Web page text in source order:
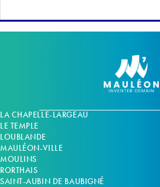
LA CHAPELLE-LARGEAU
LE TEMPLE
LOUBLANDE
MAULÉON-VILLE
MOULINS
RORTHAIS
SAINT-AUBIN DE BAUBIGNÉ